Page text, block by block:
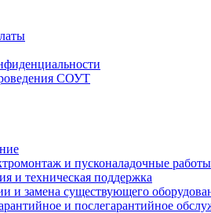
СОУТ
и пусконаладочные работы
и техническая поддержка
и замена существующего
и послегарантийное